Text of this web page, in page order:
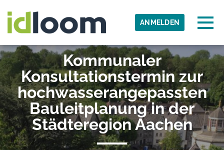
ANMELDEN
IWW
Kommunaler
Konsultationstermin zur
hochwasserangepassten
Bauleitplanung in der
Städteregion Aachen
Erkannte Zeitzone
OK